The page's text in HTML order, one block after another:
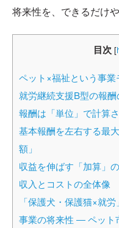
将来性を、できるだけ
目次 [
ペット×福祉という事
就労継続支援B型の報酬
報酬は「単位」で計算
基本報酬を左右する最
額」
収益を伸ばす「加算」
収入とコストの全体像
「保護犬・保護猫×就
事業の将来性 ― ペット